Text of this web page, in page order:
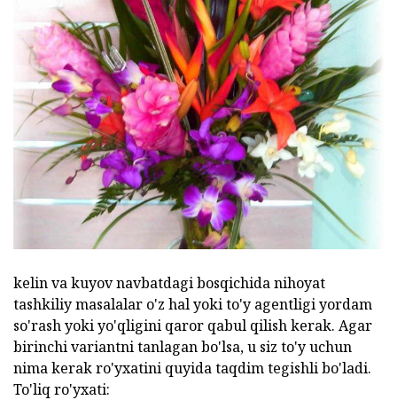
kelin va kuyov navbatdagi bosqichida nihoyat
tashkiliy masalalar o'z hal yoki to'y agentligi yordam
so'rash yoki yo'qligini qaror qabul qilish kerak. Agar
birinchi variantni tanlagan bo'lsa, u siz to'y uchun
nima kerak ro'yxatini quyida taqdim tegishli bo'ladi.
To'liq ro'yxati: